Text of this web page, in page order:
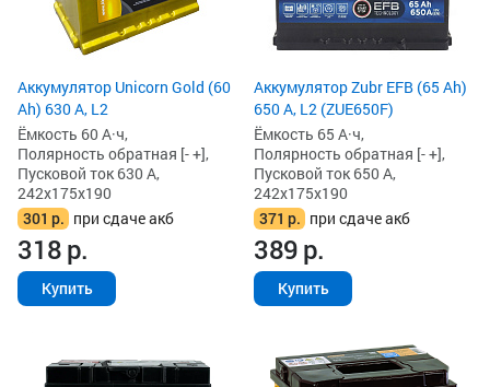
Аккумулятор Unicorn Gold (60
Ah) 630 А, L2
Ёмкость 60 А·ч,
Полярность обратная [- +],
Пусковой ток 630 А,
242x175x190
301 р. при сдаче акб
318р.
Купить
Аккумулятор Zubr EFB (65 Ah)
650 А, L2 (ZUE650F)
Ёмкость 65 А·ч,
Полярность обратная [- +],
Пусковой ток 650 А,
242x175x190
371 р. при сдаче акб
389р.
Купить